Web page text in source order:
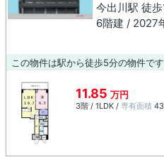
今出川駅 徒
6階建 / 2027
11.85 万円
3階 / 1LDK / 専有面積